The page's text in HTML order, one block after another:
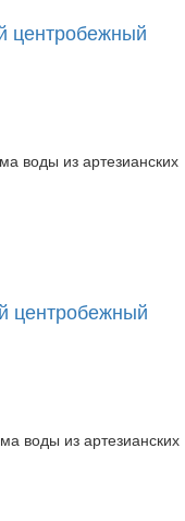
центробежный
воды из артезианских
центробежный
воды из артезианских